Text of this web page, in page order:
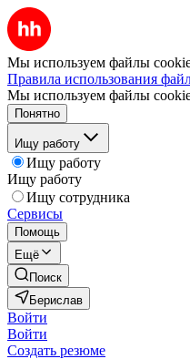
Мы используем файлы
Правила использования
Мы используем файлы
Понятно
Ищу работу
Ищу работу
Ищу работу
Ищу сотрудника
Сервисы
Помощь
Ещё
Поиск
Берислав
Войти
Войти
Создать резюме